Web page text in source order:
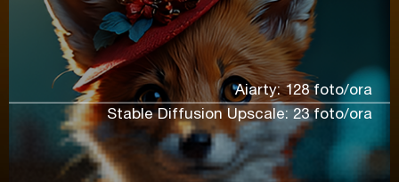
Aiarty: 128 foto/ora
Stable Diffusion Upscale: 23 foto/ora